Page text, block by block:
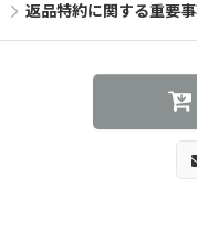
返品特約に関する重要